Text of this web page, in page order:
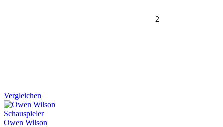
2
Vergleichen
Schauspieler
Owen Wilson